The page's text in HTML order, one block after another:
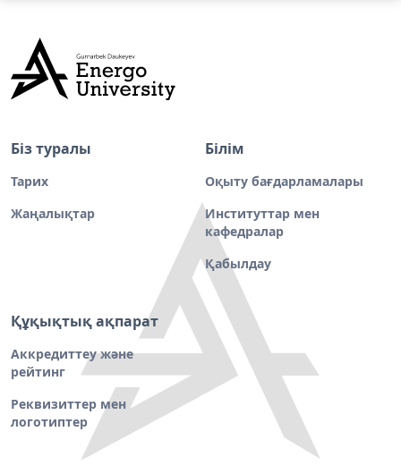
Біз туралы
Тарих
Жаңалықтар
Білім
Оқыту бағдарламалары
Институттар мен
кафедралар
Қабылдау
Құқықтық ақпарат
Аккредиттеу және
рейтинг
Реквизиттер мен
логотиптер